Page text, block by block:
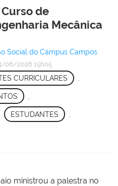
de
Mecânica
Social do Campus Campos
06/2026 15h05
CURRICULARES
ESTUDANTES
ministrou a palestra no